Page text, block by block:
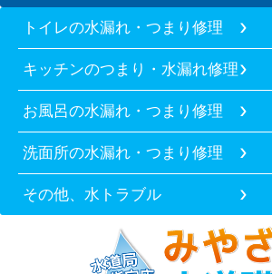
トイレの水漏れ・つまり修理
キッチンのつまり・水漏れ修理
お風呂の水漏れ・つまり修理
洗面所の水漏れ・つまり修理
その他、水トラブル